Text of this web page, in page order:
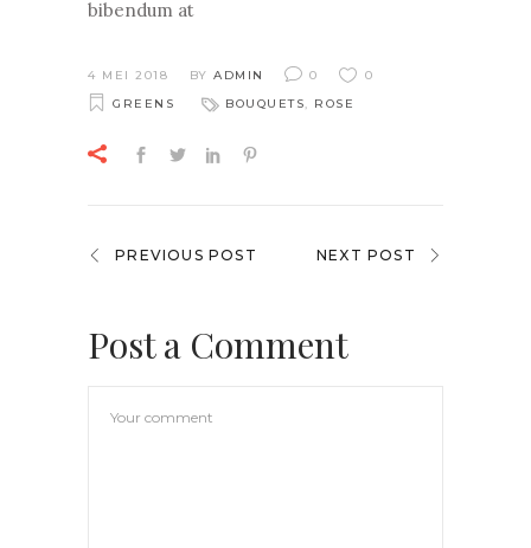
bibendum at
4 MEI 2018 BY ADMIN 0
0
GREENS
BOUQUETS, ROSE
PREVIOUS POST NEXT POST
Post a Comment